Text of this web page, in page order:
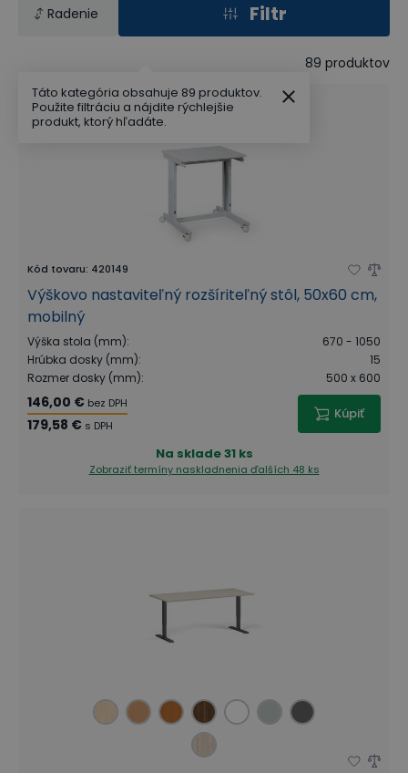
Radenie Filtr
89 produktov
Kód tovaru: 420149
Výškovo nastaviteľný rozšíriteľný stôl, 50x60 cm,
mobilný
Výška stola (mm):
670 - 1050
Hrúbka dosky (mm):
15
Rozmer dosky (mm): 500 x 600
146,00 € bez DPH
179,58 € s DPH
Kúpiť
Na sklade31 ks
Zobraziť termíny naskladnenia ďalších 48 ks
Táto kategória obsahuje 89 produktov.
Použite filtráciu a nájdite rýchlejšie
produkt, ktorý hľadáte.